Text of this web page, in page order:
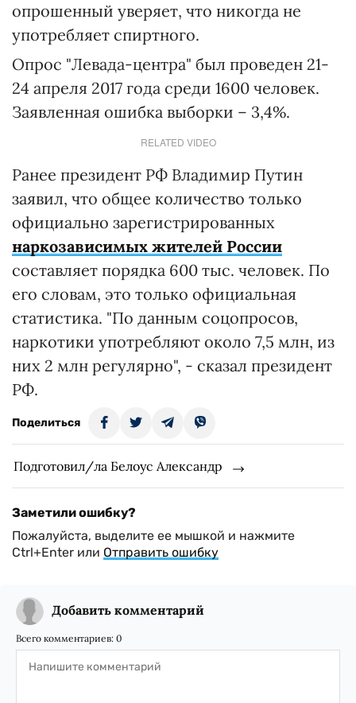
опрошенный уверяет, что никогда не
употребляет спиртного.
Опрос "Левада-центра" был проведен 21-
24 апреля 2017 года среди 1600 человек.
Заявленная ошибка выборки – 3,4%.
RELATED VIDEO
Ранее президент РФ Владимир Путин
заявил, что общее количество только
официально зарегистрированных
наркозависимых жителей России
составляет порядка 600 тыс. человек. По
его словам, это только официальная
статистика. "По данным соцопросов,
наркотики употребляют около 7,5 млн, из
них 2 млн регулярно", - сказал президент
РФ.
Поделиться
Подготовил/ла Белоус Александр
Заметили ошибку?
Пожалуйста, выделите ее мышкой и нажмите
Ctrl+Enter или Отправить ошибку
Добавить комментарий
Всего комментариев: 0